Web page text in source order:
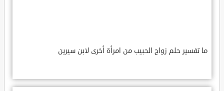
ما تفسير حلم زواج الحبيب من امرأة أخرى لابن سيرين